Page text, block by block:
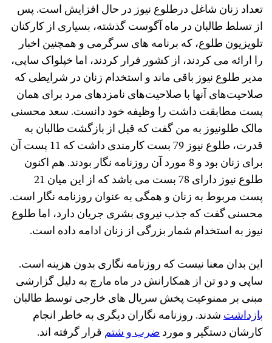
تعداد زنان شاغل درطلوع نیوز در حال افزایش است. پس
از تسلط طالبان در ماه آگوست گذشته، بسیاری از کارکنان
تلویزیون طلوع، که برنامه های سرگرمی و همچنین اخبار
را ارائه می کردند، از کشور فرار کردند، اما خپلواک ساپی،
مدیر طلوع نیوز باقی ماند و استخدام زنان در شرایطی که
صلاحیت‌های آنها با صلاحیت‌های نامزدهای مرد برای همان
پست مطابقت داشت را وظیفه خود دانست. سعد محسنی
مالک طلونیوز به من گفت که قبل از بازگشت طالبان به
قدرت، طلوع نیوز 79 بست کارمندی داشت که 11 پست آن
برای زنان بود و 8 مورد آن روزنامه نگار بودند. هم اکنون
طلوع نیوز دارای 78 بست می باشد که از این میان 21
پست مربوط به زنان و همگی به عنوان روزنامه نگار است.
محسنی گفت که جذب نیروی بشری جریان دارد، اما طلوع
نیوز به استخدام شمار بزرگی از زنان ادامه داده است.
این بدان معنا نیست که روزنامه نگاری بدون هزینه است.
ساپی و دو تن از همکارانش در ماه مارچ به دلیل گزارشی
مبنی بر ممنوعیت پخش سریال های خارجی توسط طالبان
بازداشتشدند. روزنامه‌ نگاران دیگری به خاطر انجام
کارشان دستگیر و موردضرب و شتم قرار گرفته‌ اند.